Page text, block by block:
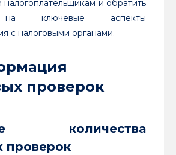
и обратить
на ключевые аспекты
с налоговыми органами.
проверок
количества
проверок